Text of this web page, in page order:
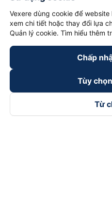
Vexere dùng cookie để
xem chi tiết hoặc thay đổi lựa
Quản lý cookie. Tìm hiểu thêm
Chấp
Tùy
Từ